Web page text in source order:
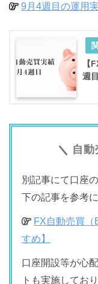
9月4週目の運用
【
週目
自
別記事にて口座
下の記事を参考
FX自動売買（
すめ】
口座開設等が心
トも実施してお